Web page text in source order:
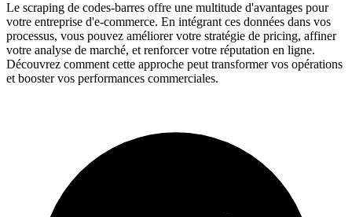
Le scraping de codes-barres offre une multitude d'avantages pour
votre entreprise d'e-commerce. En intégrant ces données dans vos
processus, vous pouvez améliorer votre stratégie de pricing, affiner
votre analyse de marché, et renforcer votre réputation en ligne.
Découvrez comment cette approche peut transformer vos opérations
et booster vos performances commerciales.